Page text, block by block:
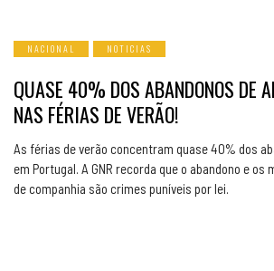
NACIONAL NOTICIAS
QUASE 40% DOS ABANDONOS DE
NAS FÉRIAS DE VERÃO!
As férias de verão concentram quase 40% dos
em Portugal. A GNR recorda que o abandono e
de companhia são crimes puníveis por lei.